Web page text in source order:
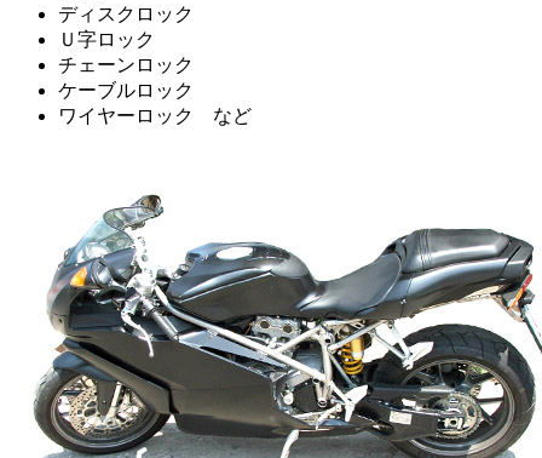
ディスクロック
Ｕ字ロック
チェーンロック
ケーブルロック
ワイヤーロック など